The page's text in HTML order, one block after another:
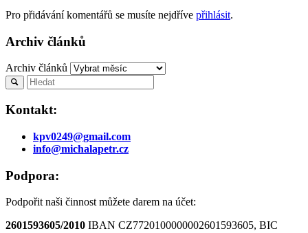
Pro přidávání komentářů se musíte nejdříve přihlásit.
Archiv článků
Archiv článků
Kontakt:
kpv0249@gmail.com
info@michalapetr.cz
Podpora:
Podpořit naši činnost můžete darem na účet:
2601593605/2010 IBAN CZ7720100000002601593605, BIC